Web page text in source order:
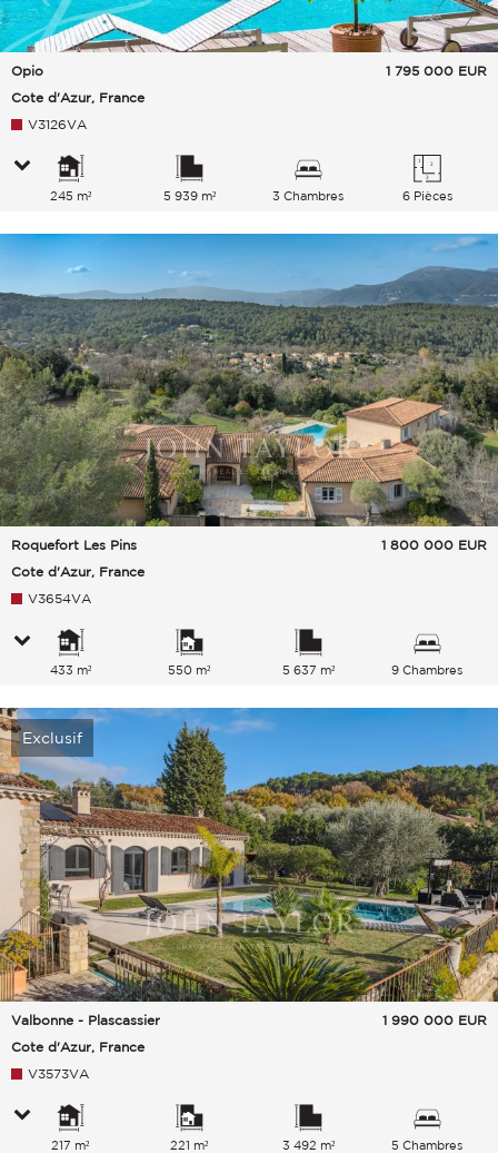
Opio
Cote d'Azur, France
1 795 000 EUR
V3126VA
245 m² 5 939 m² 3 Chambres 6 Pièces
Roquefort Les Pins
Cote d'Azur, France
1 800 000 EUR
V3654VA
433 m² 550 m² 5 637 m² 9 Chambres
Exclusif
Valbonne - Plascassier
Cote d'Azur, France
1 990 000 EUR
V3573VA
217 m² 221 m² 3 492 m² 5 Chambres